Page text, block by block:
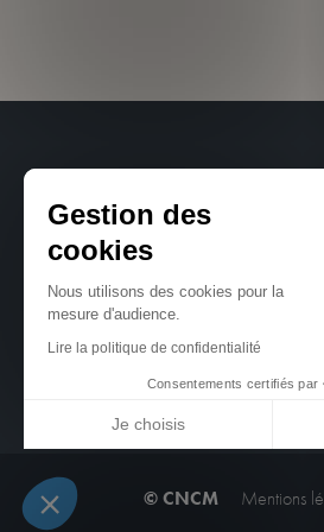
Port de Plaisance
info@cncm.fr
02 98 16 00 00
Contactez-nous
© CNCM Mentions
Gestion des
cookies
Nous utilisons des cookies pour la
mesure d'audience.
Lire la politique de confidentialité
Consentements certifiés par
Je choisis
Plateforme de Gestion du